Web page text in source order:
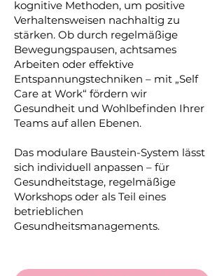
kognitive Methoden, um positive
Verhaltensweisen nachhaltig zu
stärken. Ob durch regelmäßige
Bewegungspausen, achtsames
Arbeiten oder effektive
Entspannungstechniken – mit „Self
Care at Work“ fördern wir
Gesundheit und Wohlbefinden Ihrer
Teams auf allen Ebenen.
Das modulare Baustein-System lässt
sich individuell anpassen – für
Gesundheitstage, regelmäßige
Workshops oder als Teil eines
betrieblichen
Gesundheitsmanagements.